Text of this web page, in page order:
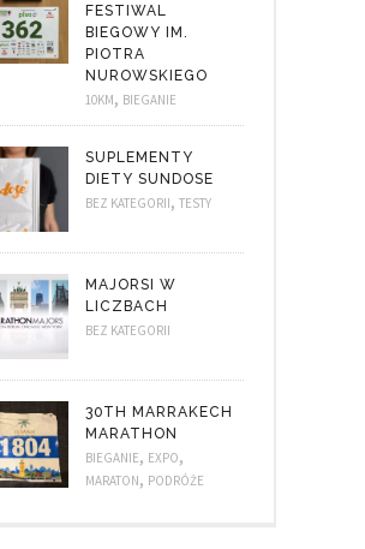
FESTIWAL
BIEGOWY IM.
PIOTRA
NUROWSKIEGO
10KM, BIEGANIE
SUPLEMENTY
DIETY SUNDOSE
BEZ KATEGORII, TESTY
MAJORSI W
LICZBACH
BEZ KATEGORII
30TH MARRAKECH
MARATHON
BIEGANIE, EXPO,
MARATON, PODRÓŻE